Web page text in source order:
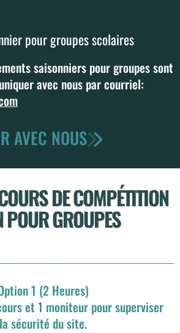
pour groupes scolaires
saisonniers pour groupes sont
avec nous par courriel:
AVEC NOUS
DE COMPÉTITION
GROUPES
1 (2 Heures)
et 1 moniteur pour superviser
la sécurité du site.